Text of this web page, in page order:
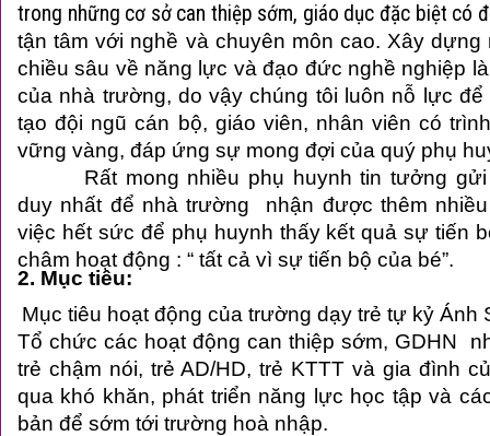
trong những cơ sở can thiệp sớm, giáo dục đặc biệt có
tận tâm với nghề và chuyên môn cao. Xây
chiều sâu về năng lực và đạo đức nghề nghiệp
của nhà trường, do vậy chúng tôi luôn nỗ lực
tạo đội ngũ cán bộ, giáo viên, nhân viên có
vững vàng, đáp ứng sự mong đợi của quý phụ
Rất mong nhiều phụ huynh tin tưởng
duy nhất để nhà trường nhận được thêm
việc hết sức để phụ huynh thấy kết quả sự tiến
châm hoạt động : “ tất cả vì sự tiến bộ của bé”.
2. Mục tiêu:
Mục tiêu hoạt động của trường dạy trẻ tự kỷ Ánh
Tổ chức các hoạt động can thiệp sớm, GDHN
trẻ chậm nói, trẻ AD/HD, trẻ KTTT và gia đình
qua khó khăn, phát triển năng lực học tập và
bản để sớm tới trường hoà nhập.